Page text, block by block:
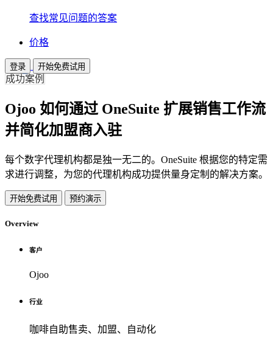
查找常见问题的答案
价格
登录 开始免费试用
成功案例
Ojoo 如何通过 OneSuite 扩展销售工作流
并简化加盟商入驻
每个数字代理机构都是独一无二的。OneSuite 根据您的特定需
求进行调整，为您的代理机构成功提供量身定制的解决方案。
开始免费试用 预约演示
Overview
客户
Ojoo
行业
咖啡自助售卖、加盟、自动化